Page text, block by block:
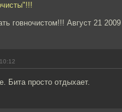
говночистом!!! Август 21 2009
Бита просто отдыхает.